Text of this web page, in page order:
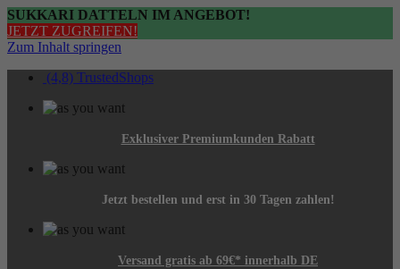
SUKKARI DATTELN IM ANGEBOT!
JETZT ZUGREIFEN!
Zum Inhalt springen
(4,8) TrustedShops
Exklusiver Premiumkunden Rabatt
Jetzt bestellen und erst in 30 Tagen zahlen!
Versand gratis ab 69€* innerhalb DE